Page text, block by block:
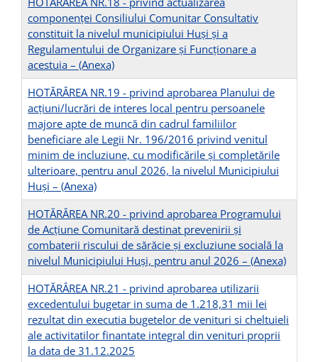
componenței Consiliului Comunitar Consultativ
constituit la nivelul municipiului Huși și a
Regulamentului de Organizare și Funcționare a
acestuia – (Anexa)
HOTĂRÂREA NR.19 - privind aprobarea Planului de
acțiuni/lucrări de interes local pentru persoanele
majore apte de muncă din cadrul familiilor
beneficiare ale Legii Nr. 196/2016 privind venitul
minim de incluziune, cu modificările și completările
ulterioare, pentru anul 2026, la nivelul Municipiului
Huși – (Anexa)
HOTĂRÂREA NR.20 - privind aprobarea Programului
de Acțiune Comunitară destinat prevenirii şi
combaterii riscului de sărăcie şi excluziune socială la
nivelul Municipiului Huși, pentru anul 2026 – (Anexa)
HOTĂRÂREA NR.21 - privind aprobarea utilizarii
excedentului bugetar in suma de 1.218,31 mii lei
rezultat din executia bugetelor de venituri si cheltuieli
ale activitatilor finantate integral din venituri proprii
la data de 31.12.2025